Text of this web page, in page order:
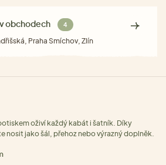
obchodech 4
Praha Smíchov, Zlín
oživí každý kabát i šatník. Díky
nosit jako šál, přehoz nebo výrazný doplněk.